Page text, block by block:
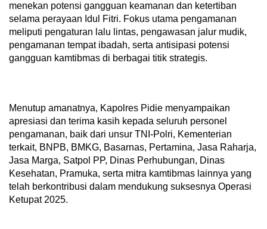
menekan potensi gangguan keamanan dan ketertiban
selama perayaan Idul Fitri. Fokus utama pengamanan
meliputi pengaturan lalu lintas, pengawasan jalur mudik,
pengamanan tempat ibadah, serta antisipasi potensi
gangguan kamtibmas di berbagai titik strategis.
Menutup amanatnya, Kapolres Pidie menyampaikan
apresiasi dan terima kasih kepada seluruh personel
pengamanan, baik dari unsur TNI-Polri, Kementerian
terkait, BNPB, BMKG, Basarnas, Pertamina, Jasa Raharja,
Jasa Marga, Satpol PP, Dinas Perhubungan, Dinas
Kesehatan, Pramuka, serta mitra kamtibmas lainnya yang
telah berkontribusi dalam mendukung suksesnya Operasi
Ketupat 2025.